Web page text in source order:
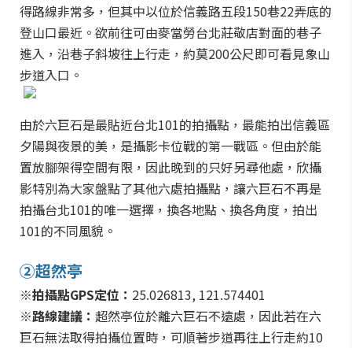
得路線非常多，但其中以位於信義路五段150巷22弄底的
登山口最近。欲前往可由麥當勞台北莊敬店對面的巷子
進入，沿巷子斜坡往上行走，約莫200公尺即可看見象山
步道入口。
由於六巨石是最貼近台北101的拍攝點，最能拍出信義區
夕陽與夜景的美，是攝影卡位戰的第一戰區。但由於能
置放腳架得空間有限，因此晚到的只好另尋他處，欣攝
影特別為大家盤點了其他六處拍攝點，讓六巨石不再是
拍攝台北101的唯一選擇，換各地點、換各角度，拍出
101的不同風貌。
②超然亭
※拍攝點GPS定位： 25.026813, 121.574401
※路線建議： 超然亭位於離六巨石不遠處，因此若在六
巨石無法取得拍攝位置時，可順著步道再往上行走約10